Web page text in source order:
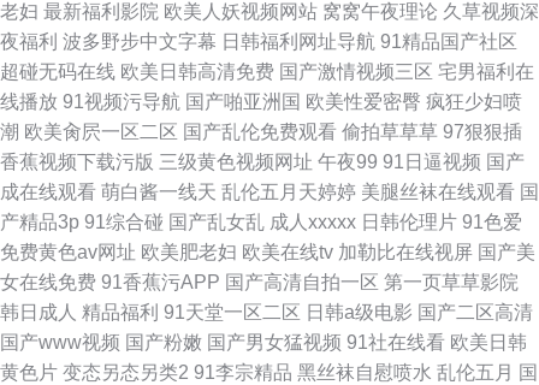
老妇 最新福利影院 欧美人妖视频网站 窝窝午夜理论 久草视频深
夜福利 波多野步中文字幕 日韩福利网址导航 91精品国产社区
超碰无码在线 欧美日韩高清免费 国产激情视频三区 宅男福利在
线播放 91视频污导航 国产啪亚洲国 欧美性爱密臀 疯狂少妇喷
潮 欧美肏屄一区二区 国产乱伦免费观看 偷拍草草草 97狠狠插
香蕉视频下载污版 三级黄色视频网址 午夜99 91日逼视频 国产
成在线观看 萌白酱一线天 乱伦五月天婷婷 美腿丝袜在线观看 国
产精品3p 91综合碰 国产乱女乱 成人xxxxx 日韩伦理片 91色爱
免费黄色av网址 欧美肥老妇 欧美在线tv 加勒比在线视屏 国产美
女在线免费 91香蕉污APP 国产高清自拍一区 第一页草草影院
韩日成人 精品福利 91天堂一区二区 日韩a级电影 国产二区高清
国产www视频 国产粉嫩 国产男女猛视频 91社在线看 欧美日韩
黄色片 变态另态另类2 91李宗精品 黑丝袜自慰喷水 乱伦五月 国